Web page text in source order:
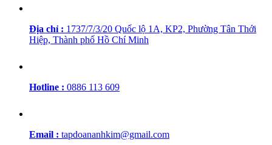
Địa chỉ : 1737/7/3/20 Quốc lộ 1A, KP2, Phường Tân Thới
Hiệp, Thành phố Hồ Chí Minh
Hotline : 0886 113 609
Email : tapdoananhkim@gmail.com